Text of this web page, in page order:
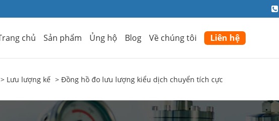
chủ Sản phẩm Ủng hộ Blog Về chúng tôi Liên hệ
Lưu lượng kế Đồng hồ đo lưu lượng kiểu dịch chuyển tích cực